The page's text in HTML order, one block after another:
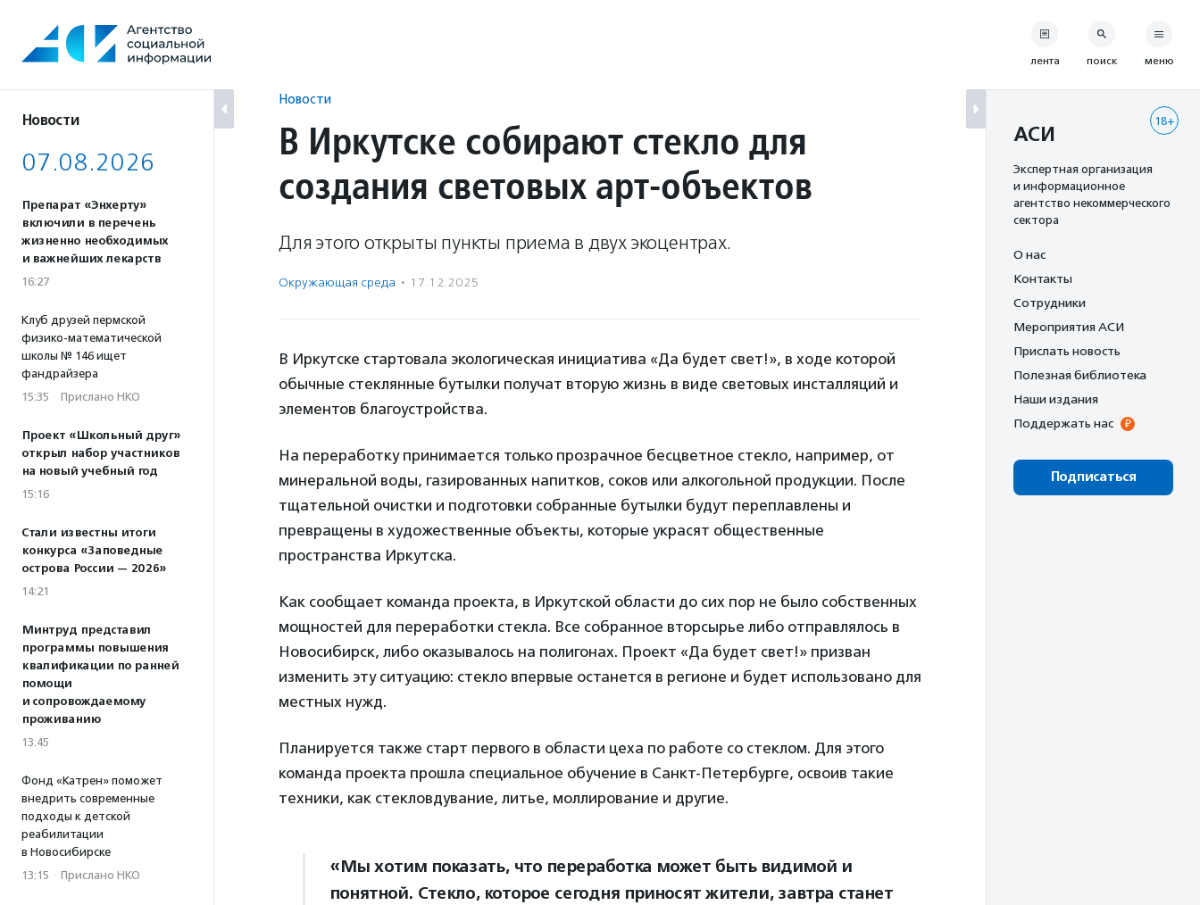
содержанию
Новости
07.08.2026
Препарат «Энхерту»
включили в перечень
жизненно необходимых
и важнейших лекарств
16:27
Клуб друзей пермской
физико-математической
школы № 146 ищет
фандрайзера
15:35 · Прислано НКО
Проект «Школьный друг»
открыл набор участников
на новый учебный год
15:16
Стали известны итоги
конкурса «Заповедные
острова России — 2026»
14:21
Минтруд представил
программы повышения
квалификации по ранней
помощи
и сопровождаемому
проживанию
13:45
Фонд «Катрен» поможет
внедрить современные
подходы к детской
реабилитации
в Новосибирске
13:15 · Прислано НКО
Новости
В Иркутске собирают стекло для
создания световых арт-объектов
Для этого открыты пункты приема в двух экоцентрах.
Окружающая среда · 17.12.2025
В Иркутске стартовала экологическая инициатива «Да будет свет!», в ходе которой
обычные стеклянные бутылки получат вторую жизнь в виде световых инсталляций и
элементов благоустройства.
На переработку принимается только прозрачное бесцветное стекло, например, от
минеральной воды, газированных напитков, соков или алкогольной продукции. После
тщательной очистки и подготовки собранные бутылки будут переплавлены и
превращены в художественные объекты, которые украсят общественные
пространства Иркутска.
Как сообщает команда проекта, в Иркутской области до сих пор не было собственных
мощностей для переработки стекла. Все собранное вторсырье либо отправлялось в
Новосибирск, либо оказывалось на полигонах. Проект «Да будет свет!» призван
изменить эту ситуацию: стекло впервые останется в регионе и будет использовано для
местных нужд.
Планируется также старт первого в области цеха по работе со стеклом. Для этого
команда проекта прошла специальное обучение в Санкт-Петербурге, освоив такие
техники, как стекловдувание, литье, моллирование и другие.
«Мы хотим показать, что переработка может быть видимой и
понятной. Стекло, которое сегодня приносят жители, завтра станет
лента поиск меню
18+
АСИ
Экспертная организация
и информационное
агентство некоммерческого
сектора
О нас
Контакты
Сотрудники
Мероприятия АСИ
Прислать новость
Полезная библиотека
Наши издания
Поддержать нас
Подписаться